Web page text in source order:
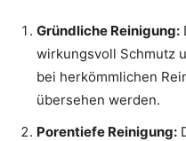
Gründliche Reinigung:
wirkungsvoll Schmutz
bei herkömmlichen
übersehen werden.
Porentiefe Reinigung: